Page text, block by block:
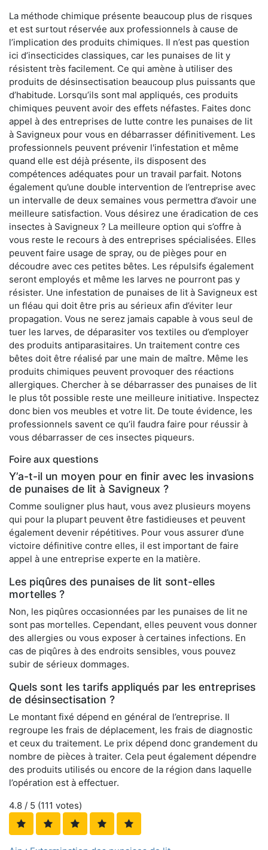
La méthode chimique présente beaucoup plus de risques
et est surtout réservée aux professionnels à cause de
l’implication des produits chimiques. Il n’est pas question
ici d’insecticides classiques, car les punaises de lit y
résistent très facilement. Ce qui amène à utiliser des
produits de désinsectisation beaucoup plus puissants que
d’habitude. Lorsqu’ils sont mal appliqués, ces produits
chimiques peuvent avoir des effets néfastes. Faites donc
appel à des entreprises de lutte contre les punaises de lit
à Savigneux pour vous en débarrasser définitivement. Les
professionnels peuvent prévenir l'infestation et même
quand elle est déjà présente, ils disposent des
compétences adéquates pour un travail parfait. Notons
également qu’une double intervention de l’entreprise avec
un intervalle de deux semaines vous permettra d’avoir une
meilleure satisfaction. Vous désirez une éradication de ces
insectes à Savigneux ? La meilleure option qui s’offre à
vous reste le recours à des entreprises spécialisées. Elles
peuvent faire usage de spray, ou de pièges pour en
découdre avec ces petites bêtes. Les répulsifs également
seront employés et même les larves ne pourront pas y
résister. Une infestation de punaises de lit à Savigneux est
un fléau qui doit être pris au sérieux afin d’éviter leur
propagation. Vous ne serez jamais capable à vous seul de
tuer les larves, de déparasiter vos textiles ou d’employer
des produits antiparasitaires. Un traitement contre ces
bêtes doit être réalisé par une main de maître. Même les
produits chimiques peuvent provoquer des réactions
allergiques. Chercher à se débarrasser des punaises de lit
le plus tôt possible reste une meilleure initiative. Inspectez
donc bien vos meubles et votre lit. De toute évidence, les
professionnels savent ce qu’il faudra faire pour réussir à
vous débarrasser de ces insectes piqueurs.
Foire aux questions
Y’a-t-il un moyen pour en finir avec les invasions
de punaises de lit à Savigneux ?
Comme souligner plus haut, vous avez plusieurs moyens
qui pour la plupart peuvent être fastidieuses et peuvent
également devenir répétitives. Pour vous assurer d’une
victoire définitive contre elles, il est important de faire
appel à une entreprise experte en la matière.
Les piqûres des punaises de lit sont-elles
mortelles ?
Non, les piqûres occasionnées par les punaises de lit ne
sont pas mortelles. Cependant, elles peuvent vous donner
des allergies ou vous exposer à certaines infections. En
cas de piqûres à des endroits sensibles, vous pouvez
subir de sérieux dommages.
Quels sont les tarifs appliqués par les entreprises
de désinsectisation ?
Le montant fixé dépend en général de l’entreprise. Il
regroupe les frais de déplacement, les frais de diagnostic
et ceux du traitement. Le prix dépend donc grandement du
nombre de pièces à traiter. Cela peut également dépendre
des produits utilisés ou encore de la région dans laquelle
l’opération est à effectuer.
4.8 / 5 (111 votes)